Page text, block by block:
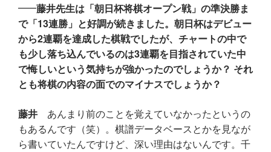
藤井先生は「朝日杯将棋オープン戦」の準決勝ま
で「13連勝」と好調が続きました。朝日杯はデビュー
から2連覇を達成した棋戦でしたが、チャートの中で
も少し落ち込んでいるのは3連覇を目指されていた中
で悔しいという気持ちが強かったのでしょうか？ それ
とも将棋の内容の面でのマイナスでしょうか？
藤井 あんまり前のことを覚えていなかったというの
もあるんです（笑）。棋譜データベースとかを見なが
ら書いていたんですけど、深い理由はないんです。千